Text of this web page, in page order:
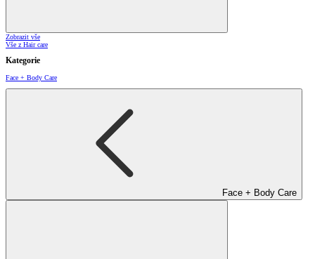
Zobrazit vše
Vše z Hair care
Kategorie
Face + Body Care
Face + Body Care